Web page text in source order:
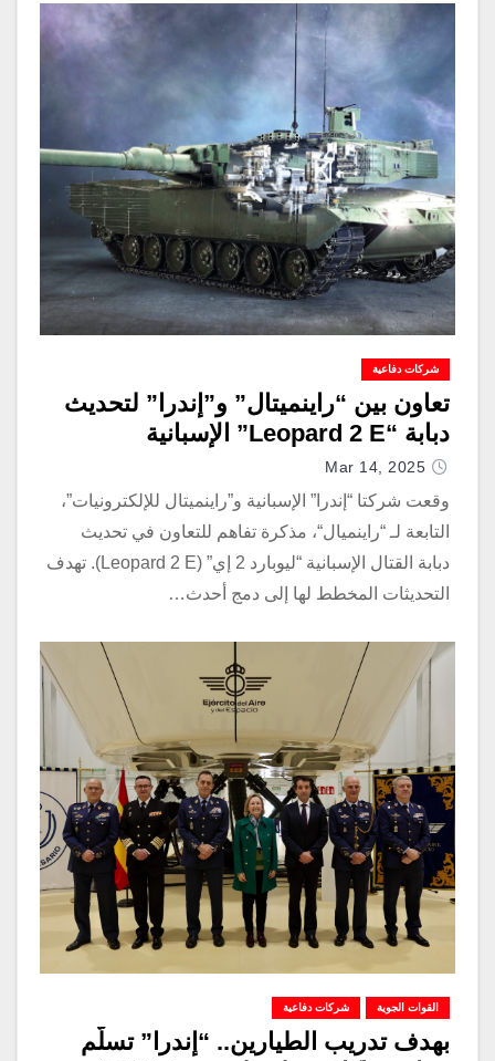
شركات دفاعية
تعاون بين “راينميتال” و”إندرا” لتحديث
دبابة “Leopard 2 E” الإسبانية
Mar 14, 2025
وقعت شركتا “إندرا” الإسبانية و”راينميتال للإلكترونيات”،
التابعة لـ “راينميال“، مذكرة تفاهم للتعاون في تحديث
دبابة القتال الإسبانية “ليوبارد 2 إي” (Leopard 2 E). تهدف
التحديثات المخطط لها إلى دمج أحدث…
القوات الجوية شركات دفاعية
بهدف تدريب الطيارين.. “إندرا” تسلّم